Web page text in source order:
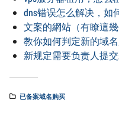
dns错误怎么解决，如
文案的網站（有瞭這幾
教你如何判定新的域
新规定需要负责人提
已备案域名购买